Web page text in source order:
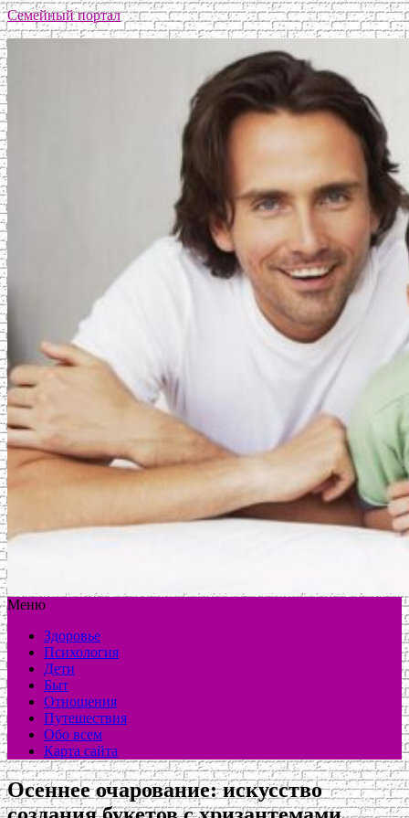
Семейный портал
Меню
Здоровье
Психология
Дети
Быт
Отношения
Путешествия
Обо всем
Карта сайта
Осеннее очарование: искусство